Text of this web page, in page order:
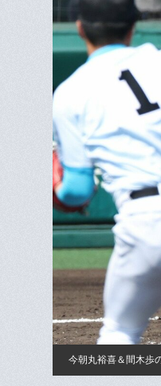
今朝丸裕喜＆間木歩